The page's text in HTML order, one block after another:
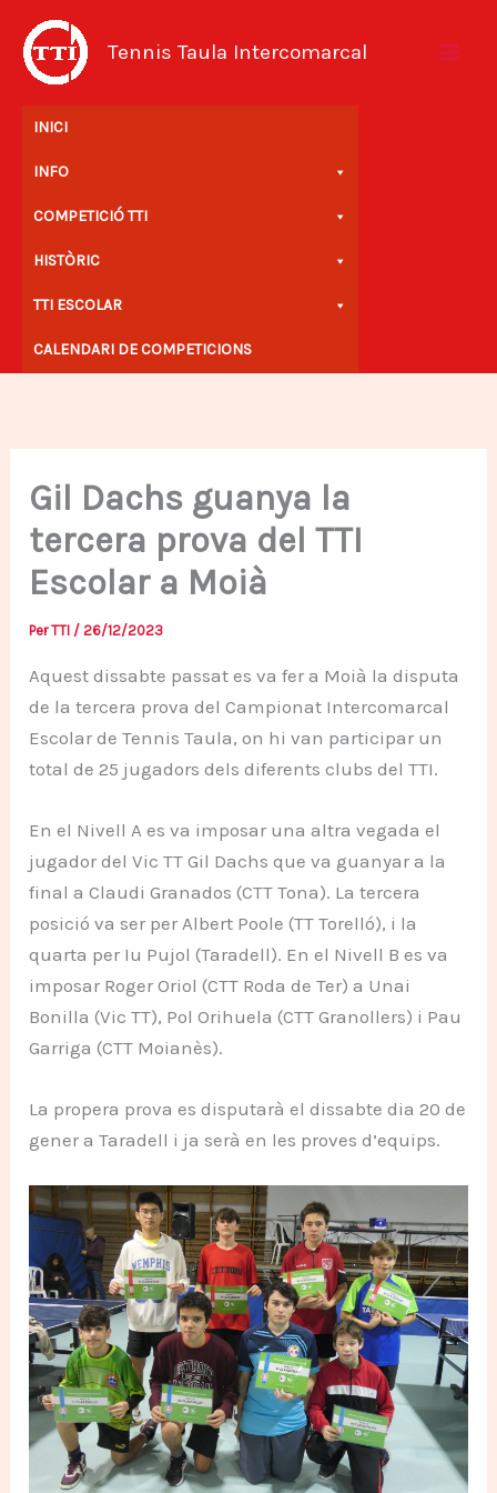
contingut
Tennis Taula Intercomarcal
INICI
INFO
COMPETICIÓ TTI
HISTÒRIC
TTI ESCOLAR
CALENDARI DE COMPETICIONS
Gil Dachs guanya la
tercera prova del TTI
Escolar a Moià
Per TTI /26/12/2023
Aquest dissabte passat es va fer a Moià la disputa
de la tercera prova del Campionat Intercomarcal
Escolar de Tennis Taula, on hi van participar un
total de 25 jugadors dels diferents clubs del TTI.
En el Nivell A es va imposar una altra vegada el
jugador del Vic TT Gil Dachs que va guanyar a la
final a Claudi Granados (CTT Tona). La tercera
posició va ser per Albert Poole (TT Torelló), i la
quarta per Iu Pujol (Taradell). En el Nivell B es va
imposar Roger Oriol (CTT Roda de Ter) a Unai
Bonilla (Vic TT), Pol Orihuela (CTT Granollers) i Pau
Garriga (CTT Moianès).
La propera prova es disputarà el dissabte dia 20 de
gener a Taradell i ja serà en les proves d’equips.